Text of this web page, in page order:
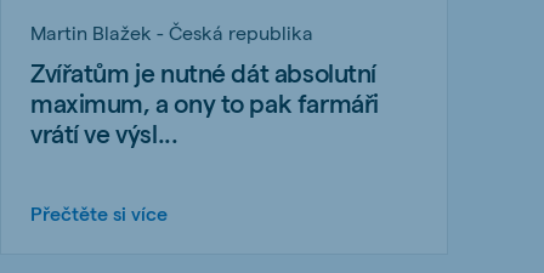
Martin Blažek - Česká republika
Zvířatům je nutné dát absolutní
maximum, a ony to pak farmáři
vrátí ve výsl...
Přečtěte si více